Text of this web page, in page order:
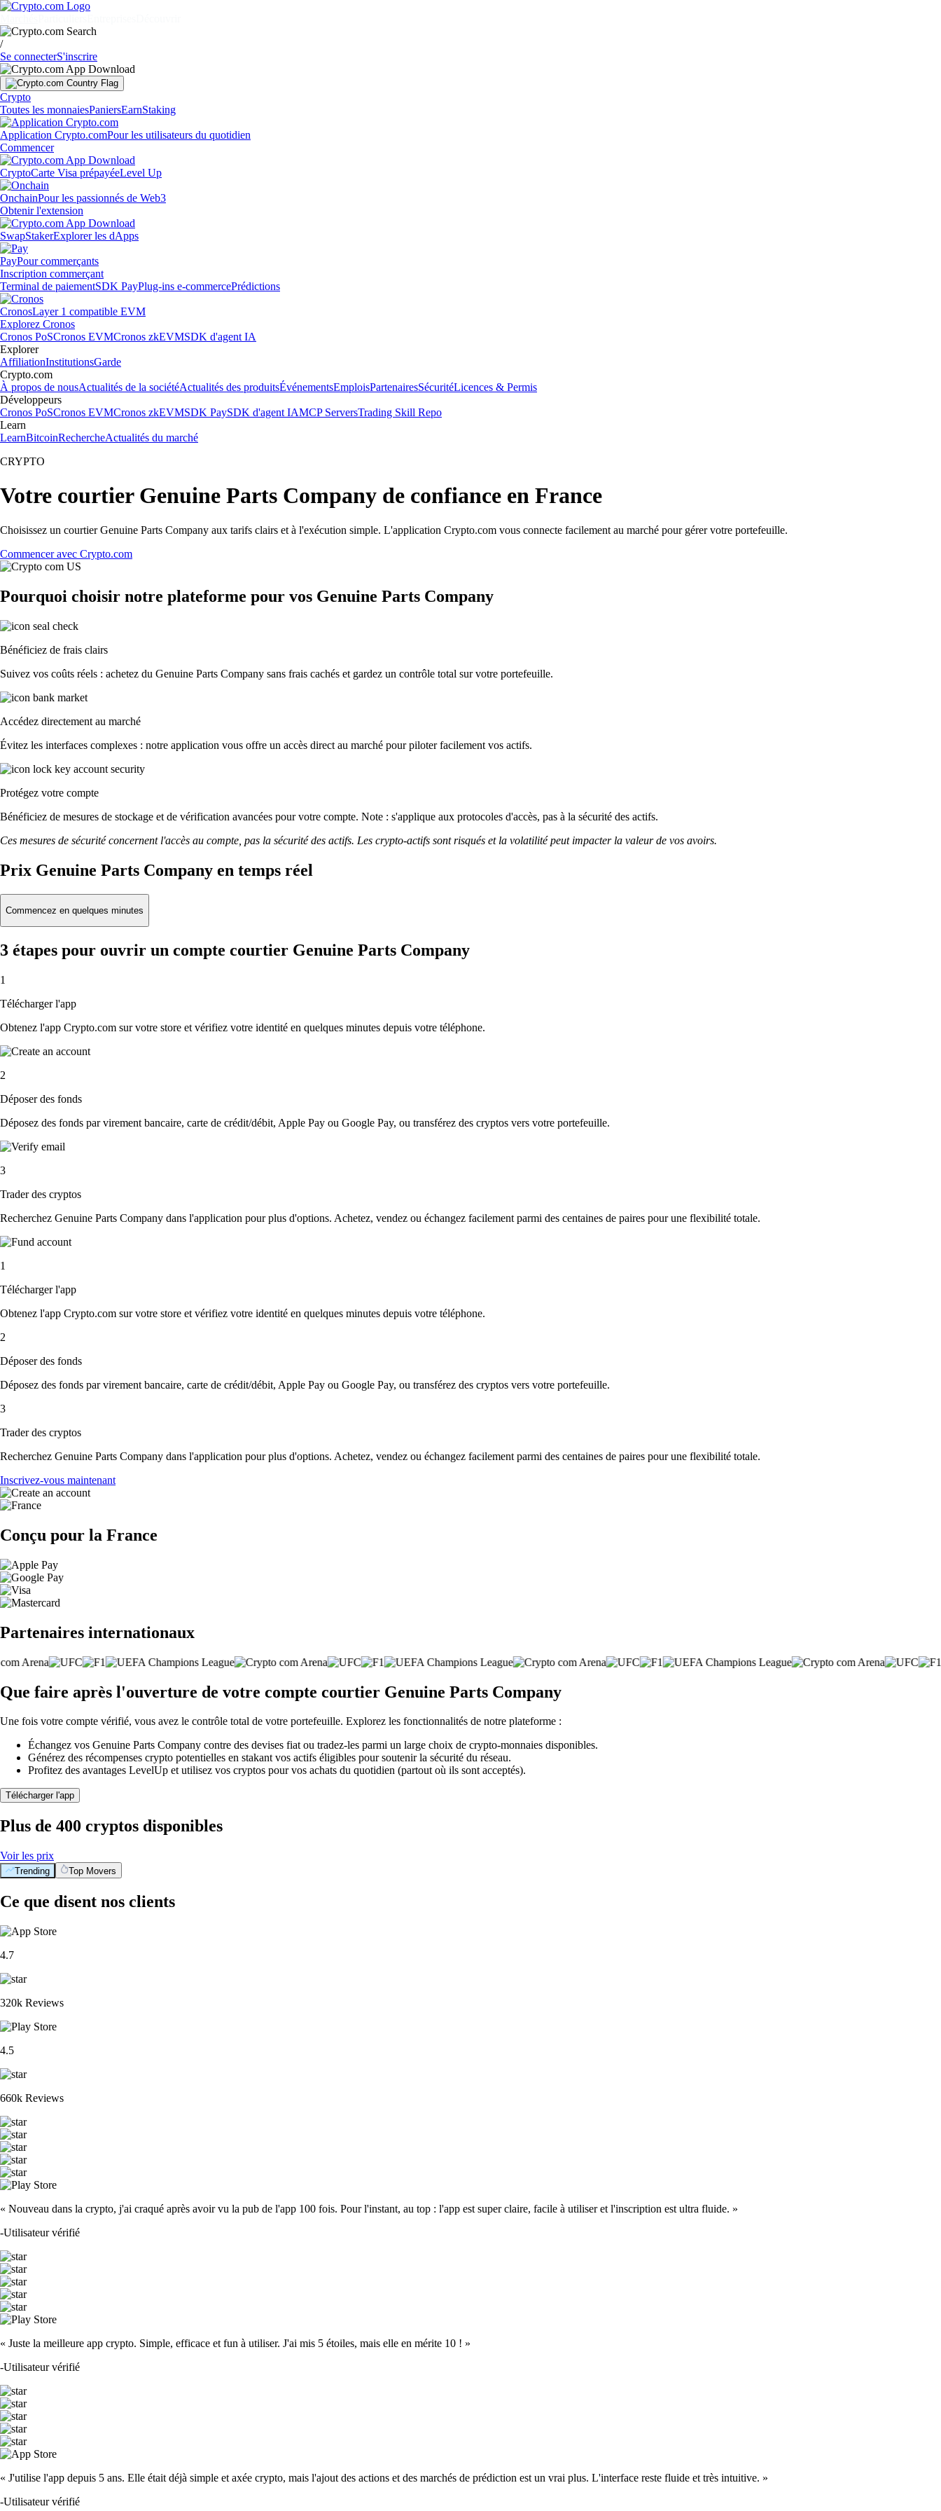
/
Se connecterS'inscrire
Crypto
Toutes les monnaiesPaniersEarnStaking
Application Crypto.comPour les utilisateurs du quotidien
Commencer
CryptoCarte Visa prépayéeLevel Up
OnchainPour les passionnés de Web3
Obtenir l'extension
SwapStakerExplorer les dApps
PayPour commerçants
Inscription commerçant
Terminal de paiementSDK PayPlug-ins e-commercePrédictions
CronosLayer 1 compatible EVM
Explorez Cronos
Cronos PoSCronos EVMCronos zkEVMSDK d'agent IA
Explorer
AffiliationInstitutionsGarde
Crypto.com
À propos de nousActualités de la sociétéActualités des produitsÉvénementsEmploisPartenairesSécuritéLicences & Permis
Développeurs
Cronos PoSCronos EVMCronos zkEVMSDK PaySDK d'agent IAMCP ServersTrading Skill Repo
Learn
LearnBitcoinRechercheActualités du marché
CRYPTO
Votre courtier Genuine Parts Company de confiance en France
Choisissez un courtier Genuine Parts Company aux tarifs clairs et à l'exécution simple. L'application Crypto.com vous connecte facilement au marché pour gérer votre portefeuille.
Commencer avec Crypto.com
Pourquoi choisir notre plateforme pour vos Genuine Parts Company
Bénéficiez de frais clairs
Suivez vos coûts réels : achetez du Genuine Parts Company sans frais cachés et gardez un contrôle total sur votre portefeuille.
Accédez directement au marché
Évitez les interfaces complexes : notre application vous offre un accès direct au marché pour piloter facilement vos actifs.
Protégez votre compte
Bénéficiez de mesures de stockage et de vérification avancées pour votre compte. Note : s'applique aux protocoles d'accès, pas à la sécurité des actifs.
Ces mesures de sécurité concernent l'accès au compte, pas la sécurité des actifs. Les crypto-actifs sont risqués et la volatilité peut impacter la valeur de vos avoirs.
Prix Genuine Parts Company en temps réel
Commencez en quelques minutes
3 étapes pour ouvrir un compte courtier Genuine Parts Company
1
Télécharger l'app
Obtenez l'app Crypto.com sur votre store et vérifiez votre identité en quelques minutes depuis votre téléphone.
2
Déposer des fonds
Déposez des fonds par virement bancaire, carte de crédit/débit, Apple Pay ou Google Pay, ou transférez des cryptos vers votre portefeuille.
3
Trader des cryptos
Recherchez Genuine Parts Company dans l'application pour plus d'options. Achetez, vendez ou échangez facilement parmi des centaines de paires pour une flexibilité totale.
1
Télécharger l'app
Obtenez l'app Crypto.com sur votre store et vérifiez votre identité en quelques minutes depuis votre téléphone.
2
Déposer des fonds
Déposez des fonds par virement bancaire, carte de crédit/débit, Apple Pay ou Google Pay, ou transférez des cryptos vers votre portefeuille.
3
Trader des cryptos
Recherchez Genuine Parts Company dans l'application pour plus d'options. Achetez, vendez ou échangez facilement parmi des centaines de paires pour une flexibilité totale.
Inscrivez-vous maintenant
Conçu pour la France
Partenaires internationaux
Que faire après l'ouverture de votre compte courtier Genuine Parts Company
Une fois votre compte vérifié, vous avez le contrôle total de votre portefeuille. Explorez les fonctionnalités de notre plateforme :
Échangez vos Genuine Parts Company contre des devises fiat ou tradez-les parmi un large choix de crypto-monnaies disponibles.
Générez des récompenses crypto potentielles en stakant vos actifs éligibles pour soutenir la sécurité du réseau.
Profitez des avantages LevelUp et utilisez vos cryptos pour vos achats du quotidien (partout où ils sont acceptés).
Télécharger l'app
Plus de 400 cryptos disponibles
Voir les prix
Trending Top Movers
Ce que disent nos clients
4.7
320k Reviews
4.5
660k Reviews
« Nouveau dans la crypto, j'ai craqué après avoir vu la pub de l'app 100 fois. Pour l'instant, au top : l'app est super claire, facile à utiliser et l'inscription est ultra fluide. »
-Utilisateur vérifié
« Juste la meilleure app crypto. Simple, efficace et fun à utiliser. J'ai mis 5 étoiles, mais elle en mérite 10 ! »
-Utilisateur vérifié
« J'utilise l'app depuis 5 ans. Elle était déjà simple et axée crypto, mais l'ajout des actions et des marchés de prédiction est un vrai plus. L'interface reste fluide et très intuitive. »
-Utilisateur vérifié